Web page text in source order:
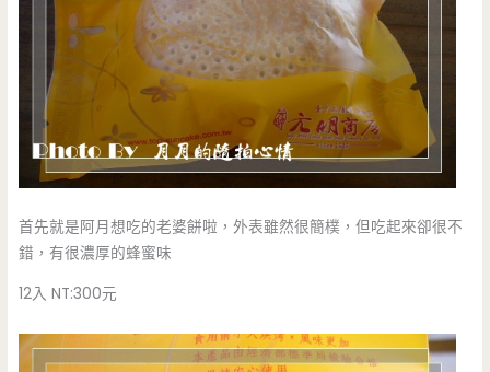
首先就是阿月想吃的老婆餅啦，外表雖然很簡樸，但吃起來卻很不
錯，有很濃厚的蜂蜜味
12入 NT:300元